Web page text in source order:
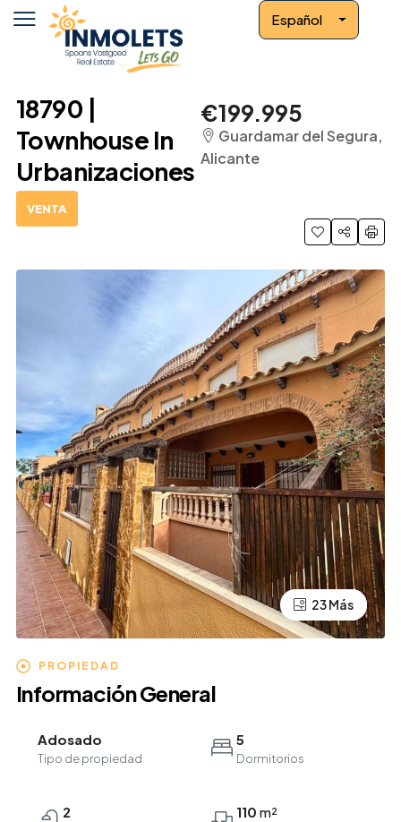
Español
18790 |
Townhouse In
Urbanizaciones
VENTA
€199.995
Guardamar del Segura,
Alicante
19 Más
23 Más
PROPIEDAD
Información General
Adosado
Tipo de propiedad
5
Dormitorios
2 110